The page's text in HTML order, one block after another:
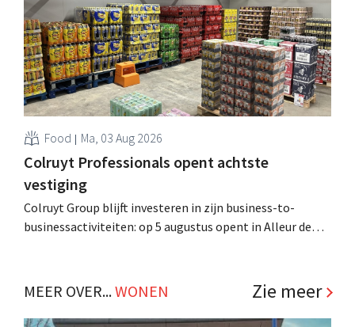
Food Ma, 03 Aug 2026
Colruyt Professionals opent achtste
vestiging
Colruyt Group blijft investeren in zijn business-to-
businessactiviteiten: op 5 augustus opent in Alleur de
klanten. .
MEER OVER...WONEN Zie meer